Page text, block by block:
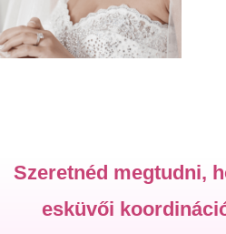
Szeretnéd megtudni,
esküvői